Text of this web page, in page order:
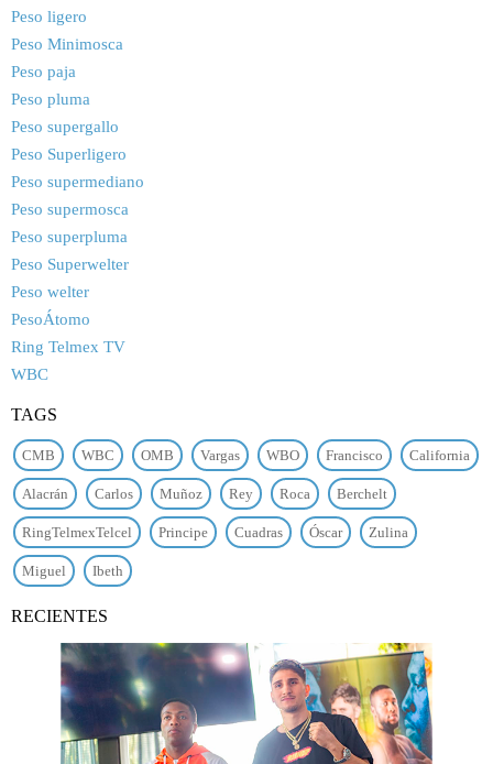
Peso ligero
Peso Minimosca
Peso paja
Peso pluma
Peso supergallo
Peso Superligero
Peso supermediano
Peso supermosca
Peso superpluma
Peso Superwelter
Peso welter
PesoÁtomo
Ring Telmex TV
WBC
TAGS
CMB WBC OMB Vargas WBO Francisco California
Alacrán Carlos Muñoz Rey Roca Berchelt
RingTelmexTelcel Principe Cuadras Óscar Zulina
Miguel Ibeth
RECIENTES